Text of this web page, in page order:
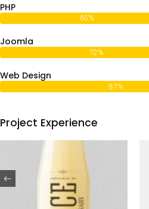
PHP
65%
Joomla
72%
Web Design
87%
Project Experience